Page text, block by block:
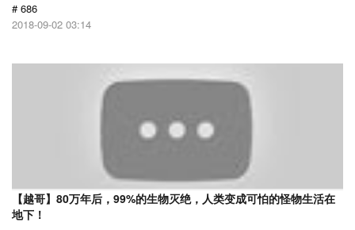
# 686
2018-09-02 03:14
【越哥】80万年后，99%的生物灭绝，人类变成可怕的怪物生活在
地下！